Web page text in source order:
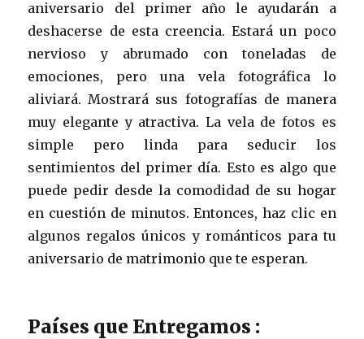
aniversario del primer año le ayudarán a
deshacerse de esta creencia. Estará un poco
nervioso y abrumado con toneladas de
emociones, pero una vela fotográfica lo
aliviará. Mostrará sus fotografías de manera
muy elegante y atractiva. La vela de fotos es
simple pero linda para seducir los
sentimientos del primer día. Esto es algo que
puede pedir desde la comodidad de su hogar
en cuestión de minutos. Entonces, haz clic en
algunos regalos únicos y románticos para tu
aniversario de matrimonio que te esperan.
Países que Entregamos :